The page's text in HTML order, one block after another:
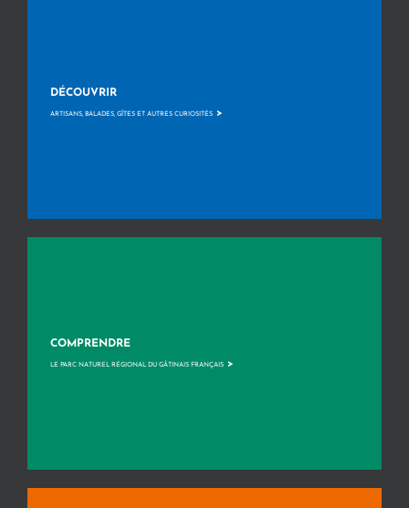
DÉCOUVRIR
ARTISANS, BALADES, GÎTES ET AUTRES CURIOSITÉS >
COMPRENDRE
LE PARC NATUREL RÉGIONAL DU GÂTINAIS FRANÇAIS >